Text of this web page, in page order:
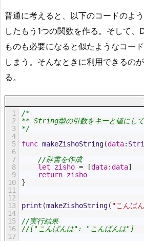
普通に考えると、以下のコードのよ
したもう1つの関数を作る。そして
ものも必要になると似たようなコー
しまう。そんなときに利用できるの
る。
1
2
3
4
5
6
7
8
9
10
11
12
13
14
15
16
17
/*
** String型の引数をキーと値にして
*/
func makeZishoString(data:
//辞書を作成
let
zisho = [data:data]
return zisho
}
print (makeZishoString( "こんば
//実行結果
//["こんばんは": "こんばんは"]